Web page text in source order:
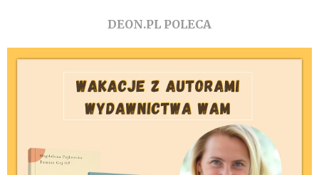
DEON.PL POLECA